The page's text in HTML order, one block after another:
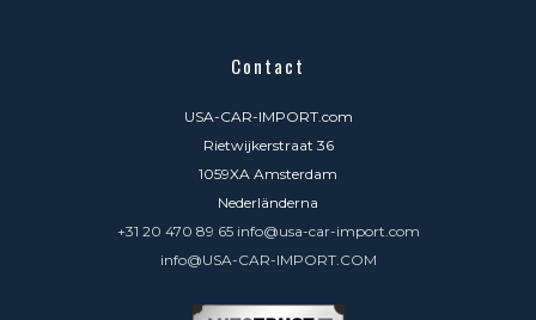
Contact
USA-CAR-IMPORT.com
Rietwijkerstraat 36
1059XA Amsterdam
Nederländerna
+31 20 470 89 65 info@usa-car-import.com
info@USA-CAR-IMPORT.COM